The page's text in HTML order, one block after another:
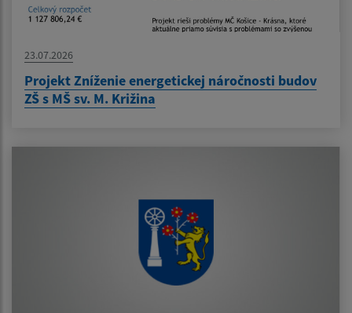
23.07.2026
Projekt Zníženie energetickej náročnosti budov
ZŠ s MŠ sv. M. Križina